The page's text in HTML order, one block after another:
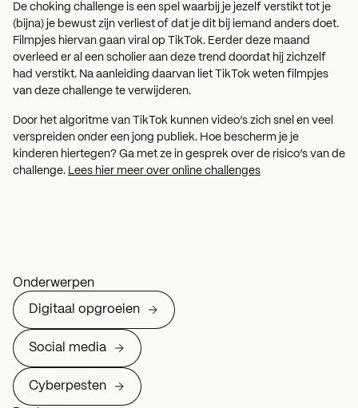
De choking challenge is een spel waarbij je jezelf verstikt tot je
(bijna) je bewust zijn verliest of dat je dit bij iemand anders doet.
Filmpjes hiervan gaan viral op TikTok. Eerder deze maand
overleed er al een scholier aan deze trend doordat hij zichzelf
had verstikt. Na aanleiding daarvan liet TikTok weten filmpjes
van deze challenge te verwijderen.
Door het algoritme van TikTok kunnen video’s zich snel en veel
verspreiden onder een jong publiek. Hoe bescherm je je
kinderen hiertegen? Ga met ze in gesprek over de risico’s van de
challenge. Lees hier meer over online challenges
Onderwerpen
Digitaal opgroeien
Social media
Cyberpesten